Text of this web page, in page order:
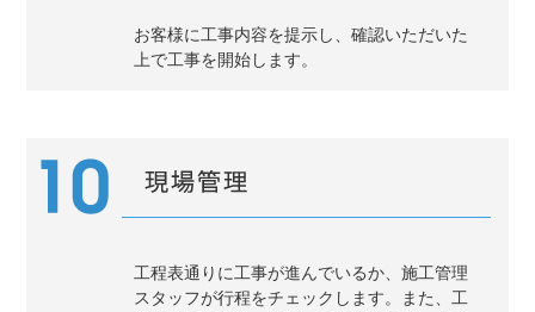
お客様に工事内容を提示し、確認いただいた
上で工事を開始します。
工程表通りに工事が進んでいるか、施工管理
スタッフが行程をチェックします。また、工